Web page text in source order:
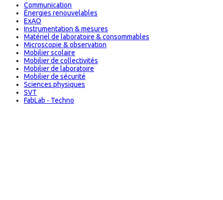
Communication
Énergies renouvelables
ExAO
Instrumentation & mesures
Matériel de laboratoire & consommables
Microscopie & observation
Mobilier scolaire
Mobilier de collectivités
Mobilier de laboratoire
Mobilier de sécurité
Sciences physiques
SVT
FabLab - Techno